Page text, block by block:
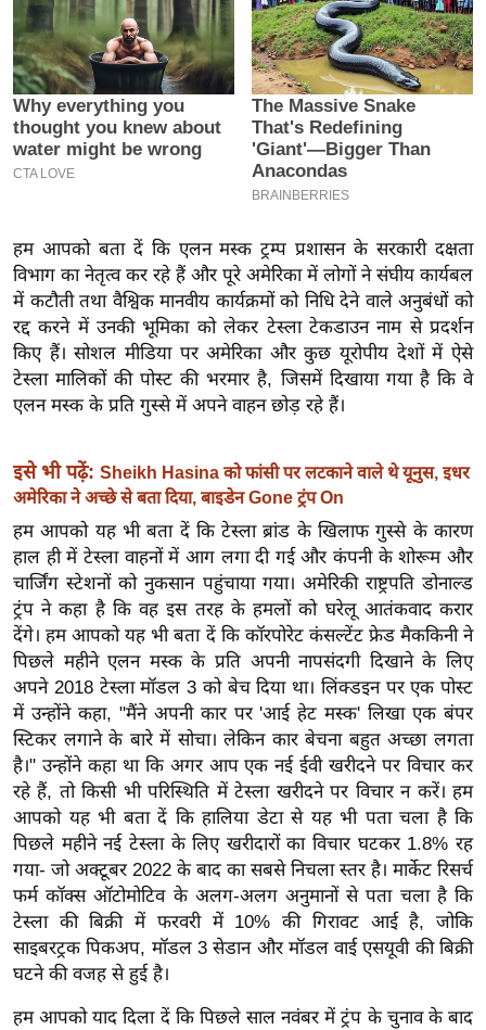
ल
बे
मि
सा
ल
य
त
यं
ग
इं
डि
सा
हि
त्य
ज
ग
त
ऑ
टो
व
र्ल्ड
न्यू
ज
ब्री
फ
म
नो
रं
ज
न
ज
हम आपको बता दें कि एलन मस्क ट्रम्प प्रशासन के सरकारी दक्षता
विभाग का नेतृत्व कर रहे हैं और पूरे अमेरिका में लोगों ने संघीय कार्यबल
में कटौती तथा वैश्विक मानवीय कार्यक्रमों को निधि देने वाले अनुबंधों को
रद्द करने में उनकी भूमिका को लेकर टेस्ला टेकडाउन नाम से प्रदर्शन
किए हैं। सोशल मीडिया पर अमेरिका और कुछ यूरोपीय देशों में ऐसे
टेस्ला मालिकों की पोस्ट की भरमार है, जिसमें दिखाया गया है कि वे
एलन मस्क के प्रति गुस्से में अपने वाहन छोड़ रहे हैं।
इसे भी पढ़ें: Sheikh Hasina को फांसी पर लटकाने वाले थे यूनुस, इधर
अमेरिका ने अच्छे से बता दिया, बाइडेन Gone ट्रंप On
हम आपको यह भी बता दें कि टेस्ला ब्रांड के खिलाफ गुस्से के कारण
हाल ही में टेस्ला वाहनों में आग लगा दी गई और कंपनी के शोरूम और
चार्जिंग स्टेशनों को नुकसान पहुंचाया गया। अमेरिकी राष्ट्रपति डोनाल्ड
ट्रंप ने कहा है कि वह इस तरह के हमलों को घरेलू आतंकवाद करार
देंगे। हम आपको यह भी बता दें कि कॉरपोरेट कंसल्टेंट फ्रेड मैककिनी ने
पिछले महीने एलन मस्क के प्रति अपनी नापसंदगी दिखाने के लिए
अपने 2018 टेस्ला मॉडल 3 को बेच दिया था। लिंक्डइन पर एक पोस्ट
में उन्होंने कहा, "मैंने अपनी कार पर 'आई हेट मस्क' लिखा एक बंपर
स्टिकर लगाने के बारे में सोचा। लेकिन कार बेचना बहुत अच्छा लगता
है।" उन्होंने कहा था कि अगर आप एक नई ईवी खरीदने पर विचार कर
रहे हैं, तो किसी भी परिस्थिति में टेस्ला खरीदने पर विचार न करें। हम
आपको यह भी बता दें कि हालिया डेटा से यह भी पता चला है कि
पिछले महीने नई टेस्ला के लिए खरीदारों का विचार घटकर 1.8% रह
गया- जो अक्टूबर 2022 के बाद का सबसे निचला स्तर है। मार्केट रिसर्च
फर्म कॉक्स ऑटोमोटिव के अलग-अलग अनुमानों से पता चला है कि
टेस्ला की बिक्री में फरवरी में 10% की गिरावट आई है, जोकि
साइबरट्रक पिकअप, मॉडल 3 सेडान और मॉडल वाई एसयूवी की बिक्री
घटने की वजह से हुई है।
हम आपको याद दिला दें कि पिछले साल नवंबर में ट्रंप के चुनाव के बाद